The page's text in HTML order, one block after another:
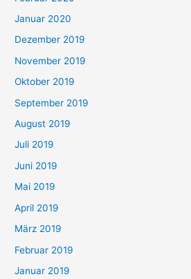
Januar 2020
Dezember 2019
November 2019
Oktober 2019
September 2019
August 2019
Juli 2019
Juni 2019
Mai 2019
April 2019
März 2019
Februar 2019
Januar 2019